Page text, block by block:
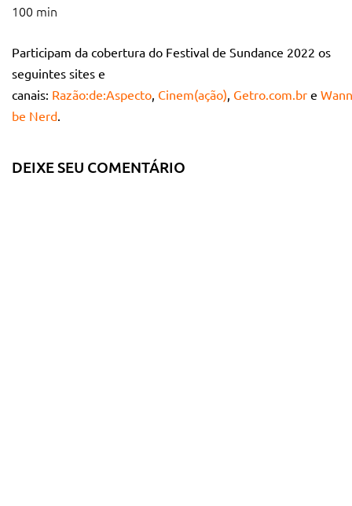
100 min
Participam da cobertura do Festival de Sundance 2022 os
seguintes sites e
canais: Razão:de:Aspecto Cinem(ação) Getro.com.br e
be Nerd
DEIXE SEU COMENTÁRIO